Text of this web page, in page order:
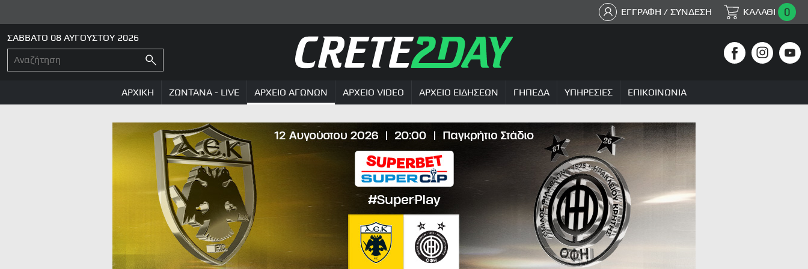
ΕΓΓΡΑΦΗ / ΣΥΝΔΕΣΗ ΚΑΛΑΘΙ 0
ΣΑΒΒΑΤΟ 08 ΑΥΓΟΥΣΤΟΥ 2026
ΑΡΧΙΚΗ ΖΩΝΤΑΝΑ - LIVE ΑΡΧΕΙΟ ΑΓΩΝΩΝ ΑΡΧΕΙΟ VIDEO ΑΡΧΕΙΟ ΕΙΔΗΣΕΩΝ ΓΗΠΕΔΑ ΥΠΗΡΕΣΙΕΣ ΕΠΙΚΟΙΝΩΝΙΑ